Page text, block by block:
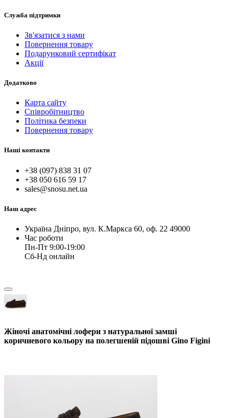
Служба підтримки
Зв'язатися з нами
Повернення товару
Подарунковий сертифікат
Акції
Додатково
Карта сайту
Співробітництво
Політика безпеки
Повернення товару
Наші контакти
+38 (097) 838 31 07
+38 050 616 59 17
sales@snosu.net.ua
Наш адрес
Україна Дніпро, вул. К.Маркса 60, оф. 22 49000
Час роботи
Пн-Пт 9:00-19:00
Сб-Нд онлайн
Жіночі анатомічні лофери з натуральної замші
коричневого кольору на полегшеній підошві Gino Figini